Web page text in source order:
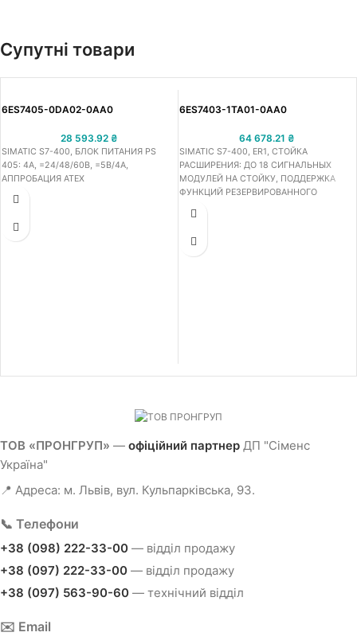
Супутні товари
6ES7405-0DA02-0AA0
28 593.92 ₴
SIMATIC S7-400, БЛОК ПИТАНИЯ PS
405: 4A, =24/48/60В, =5В/4A,
АППРОБАЦИЯ ATEX
6ES7403-1TA01-0AA0
64 678.21 ₴
SIMATIC S7-400, ER1, СТОЙКА
РАСШИРЕНИЯ: ДО 18 СИГНАЛЬНЫХ
МОДУЛЕЙ НА СТОЙКУ, ПОДДЕРЖКА
ФУНКЦИЙ РЕЗЕРВИРОВАННОГО
ПИТАНИЯ
ТОВ «ПРОНГРУП» — офіційний партнер ДП "Сіменс
Україна"
📍 Адреса: м. Львів, вул. Кульпарківська, 93.
📞 Телефони
+38 (098) 222-33-00 — відділ продажу
+38 (097) 222-33-00 — відділ продажу
+38 (097) 563-90-60 — технічний відділ
✉️ Email